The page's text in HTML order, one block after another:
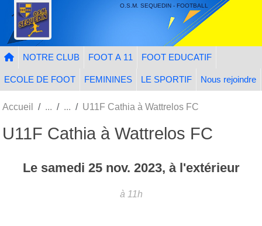
O.S.M. SEQUEDIN - FOOTBALL
NOTRE CLUB FOOT A 11 FOOT EDUCATIF
ECOLE DE FOOT FEMININES LE SPORTIF Nous rejoindre
Accueil U11F Cathia à Wattrelos FC
U11F Cathia à Wattrelos FC
Le samedi 25 nov. 2023, à l'extérieur
à 11h
Panneau de gestion des cookies